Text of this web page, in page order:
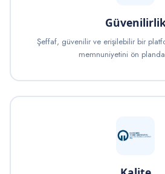
Şeffaf, güvenilir ve erişilebilir bir
memnuniyetini ön